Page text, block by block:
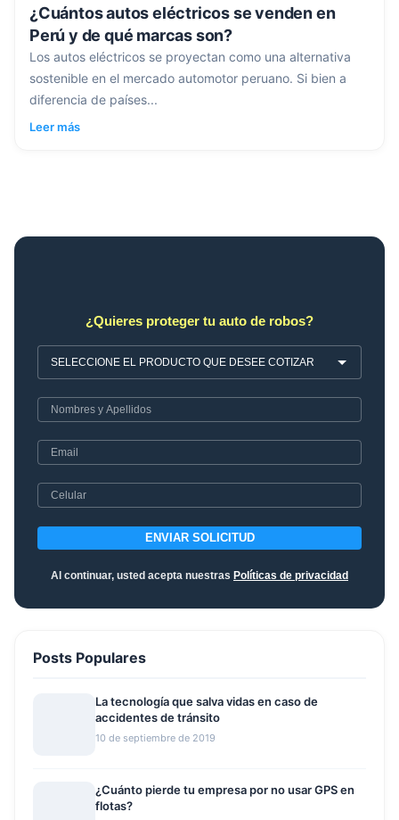
¿Cuántos autos eléctricos se venden en
Perú y de qué marcas son?
Los autos eléctricos se proyectan como una alternativa
sostenible en el mercado automotor peruano. Si bien a
diferencia de países...
Leer más
¿Quieres proteger tu auto de robos?
ENVIAR SOLICITUD
Al continuar, usted acepta nuestras Políticas de privacidad
Posts Populares
La tecnología que salva vidas en caso de
accidentes de tránsito
10 de septiembre de 2019
¿Cuánto pierde tu empresa por no usar GPS en
flotas?